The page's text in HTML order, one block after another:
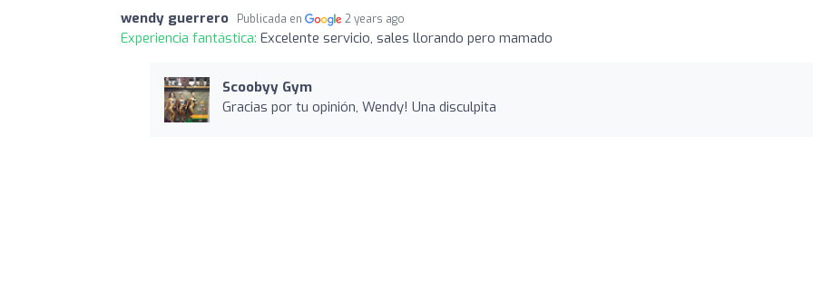
wendy guerrero Publicada en 2 years ago
Experiencia fantástica: Excelente servicio, sales llorando pero mamado
Scoobyy Gym
Gracias por tu opinión, Wendy! Una disculpita